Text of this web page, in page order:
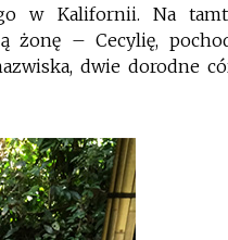
w Kalifornii. Na
żonę – Cecylię,
dwie dorodne